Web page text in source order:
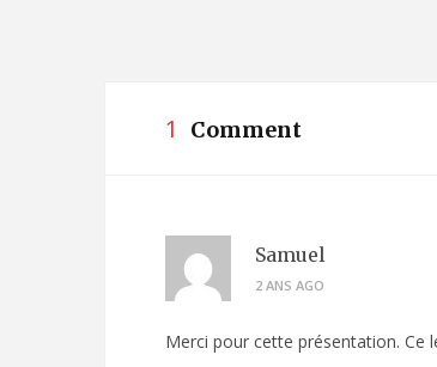
1 Comment
Samuel
2 ANS AGO
Merci pour cette présentation. Ce